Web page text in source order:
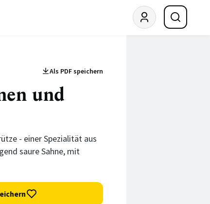
Als PDF speichern
und
- einer Spezialität aus
saure Sahne, mit